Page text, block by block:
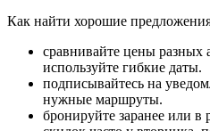
Как найти хорошие
сравнивайте цены разных
используйте гибкие даты.
подписывайтесь на
нужные маршруты.
бронируйте заранее или